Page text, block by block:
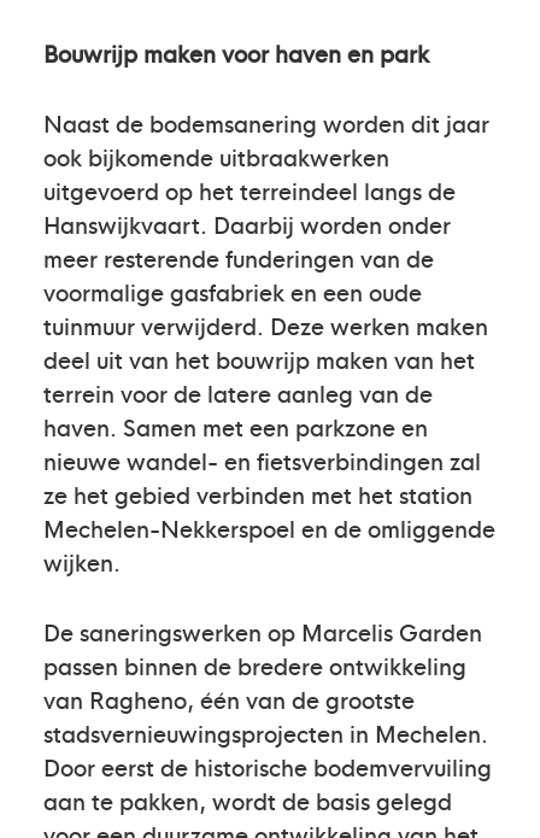
Bouwrijp maken voor haven en park
Naast de bodemsanering worden dit jaar
ook bijkomende uitbraakwerken
uitgevoerd op het terreindeel langs de
Hanswijkvaart. Daarbij worden onder
meer resterende funderingen van de
voormalige gasfabriek en een oude
tuinmuur verwijderd. Deze werken maken
deel uit van het bouwrijp maken van het
terrein voor de latere aanleg van de
haven. Samen met een parkzone en
nieuwe wandel- en fietsverbindingen zal
ze het gebied verbinden met het station
Mechelen-Nekkerspoel en de omliggende
wijken.
De saneringswerken op Marcelis Garden
passen binnen de bredere ontwikkeling
van Ragheno, één van de grootste
stadsvernieuwingsprojecten in Mechelen.
Door eerst de historische bodemvervuiling
aan te pakken, wordt de basis gelegd